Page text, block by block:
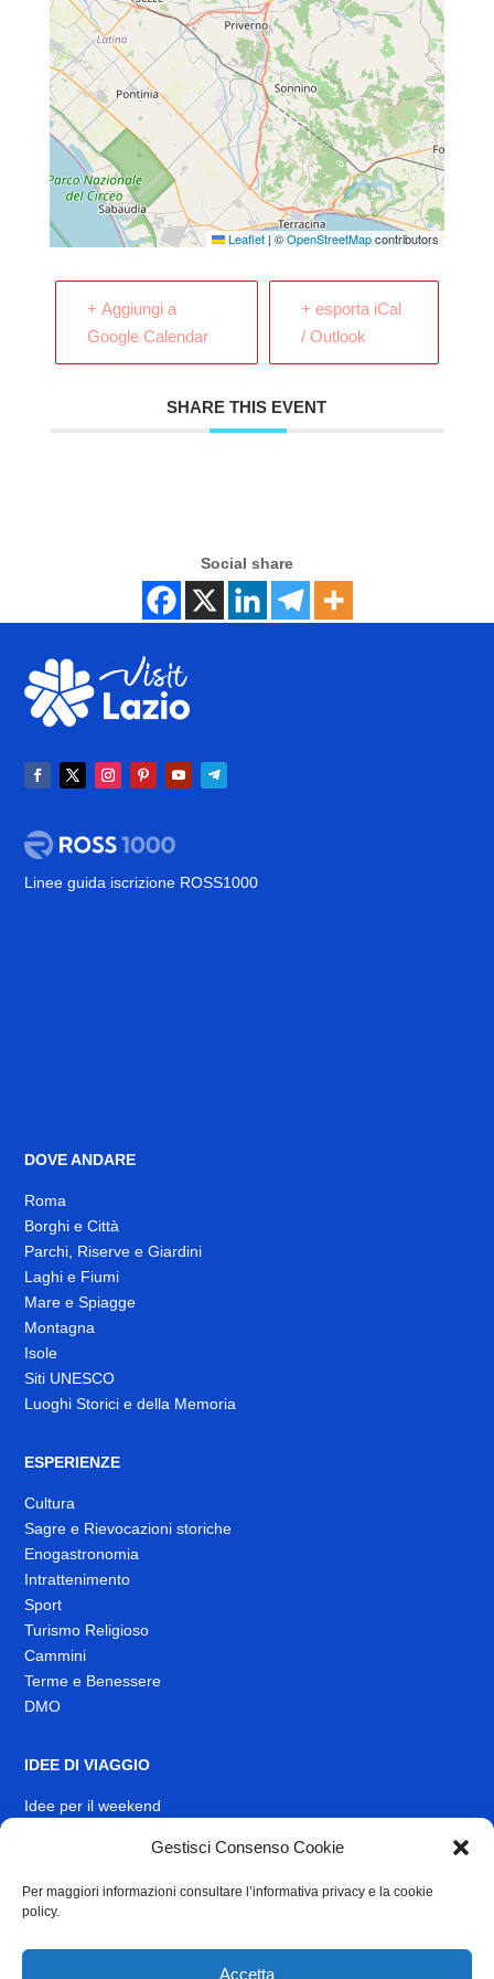
Gestisci Consenso Cookie
Per maggiori informazioni consultare l’informativa privacy e la cookie
policy.
Accetta
Leaflet | ©OpenStreetMapcontributors
+ Aggiungi a
Google Calendar
+ esporta iCal
/ Outlook
SHARE THIS EVENT
Social share
Linee guida iscrizione ROSS1000
DOVE ANDARE
Roma
Borghi e Città
Parchi, Riserve e Giardini
Laghi e Fiumi
Mare e Spiagge
Montagna
Isole
Siti UNESCO
Luoghi Storici e della Memoria
ESPERIENZE
Cultura
Sagre e Rievocazioni storiche
Enogastronomia
Intrattenimento
Sport
Turismo Religioso
Cammini
Terme e Benessere
DMO
IDEE DI VIAGGIO
Idee per il weekend
INFO
News